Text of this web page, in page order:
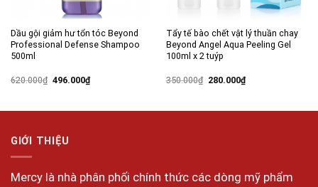
Dầu gội giảm hư tổn tóc Beyond
Professional Defense Shampoo
500ml
620.000₫ Giá
496.000₫Giá
hiện
496.000₫.
Tẩy tế bào chết vật lý thuần chay
Beyond Angel Aqua Peeling Gel
100ml x 2 tuýp
350.000₫ Giá
280.000₫Giá
hiện
280.000₫.
GIỚI THIỆU
Mercy là nhà phân phối chính thức các dòng mỹ phẩm